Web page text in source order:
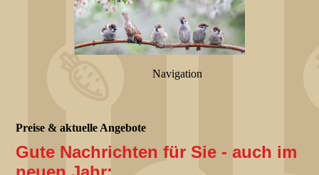
Navigation
Preise & aktuelle Angebote
Gute Nachrichten für Sie - auch im